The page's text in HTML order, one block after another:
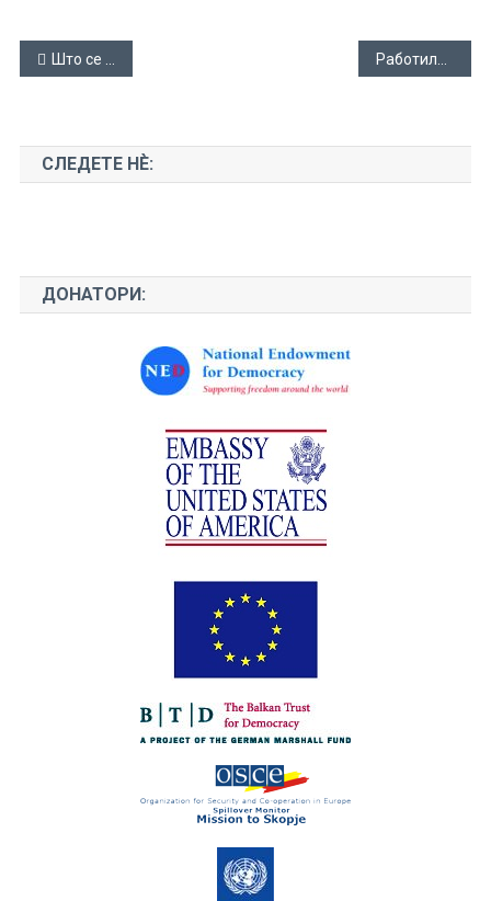
Навигација
напис
Што се тоа е-услуги? Работилници за електронски услуги
СЛЕДЕТЕ НЀ:
ДОНАТОРИ: